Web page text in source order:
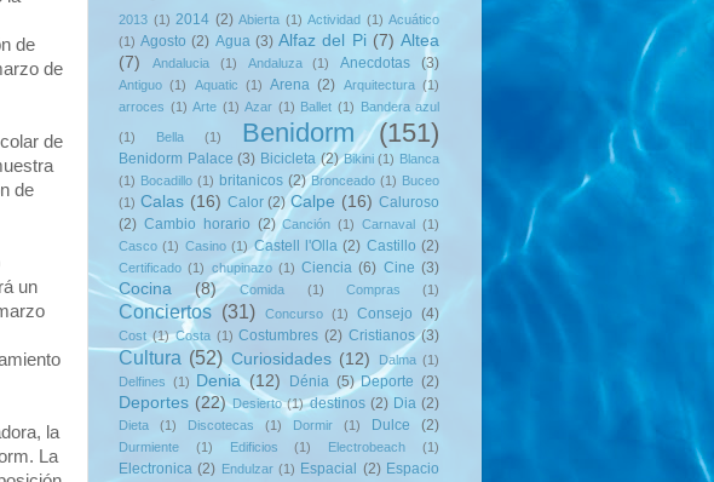
de
de
de
de
un
la
La
2013 (1) 2014 (2) Abierta (1) Actividad (1) Acuático
(1) Agosto (2) Agua (3) Alfaz del Pi (7) Altea
(7)
Andalucia (1) Andaluza (1) Anecdotas (3)
Antiguo (1) Aquatic (1) Arena (2) Arquitectura (1)
arroces (1) Arte (1) Azar (1) Ballet (1) Bandera azul
(1) Bella (1) Benidorm (151)
Benidorm Palace (3) Bicicleta (2) Bikini (1) Blanca
(1) Bocadillo (1) britanicos (2) Bronceado (1) Buceo
(1) Calas (16) Calor (2) Calpe (16) Caluroso
(2) Cambio horario (2) Canción (1) Carnaval (1)
Casco (1) Casino (1) Castell l'Olla (2) Castillo (2)
Certificado (1) chupinazo (1) Ciencia (6) Cine (3)
Cocina (8) Comida (1) Compras (1)
Conciertos (31) Concurso (1) Consejo (4)
Cost (1) Costa (1) Costumbres (2) Cristianos (3)
Cultura (52) Curiosidades (12) Dalma (1)
Delfines (1) Denia (12) Dénia (5) Deporte (2)
Deportes (22) Desierto (1) destinos (2) Dia (2)
Dieta (1) Discotecas (1) Dormir (1) Dulce (2)
Durmiente (1) Edificios (1) Electrobeach (1)
Electronica (2) Endulzar (1) Espacial (2) Espacio